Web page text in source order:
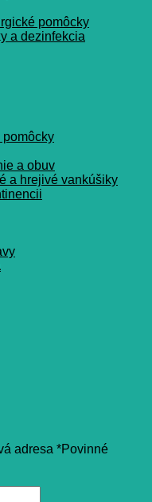
pomôcky
a dezinfekcia
pomôcky
a obuv
a hrejivé vankúšiky
adresa *Povinné